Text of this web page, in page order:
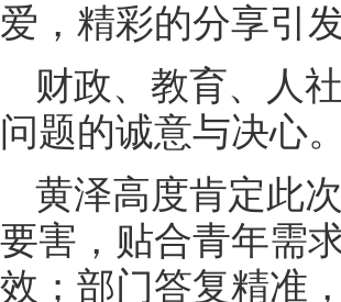
爱，精彩的分享引
财政、教育、人
问题的诚意与决心。
黄泽高度肯定此
要害，贴合青年需
效；部门答复精准